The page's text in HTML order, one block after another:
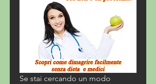
Se stai cercando un modo